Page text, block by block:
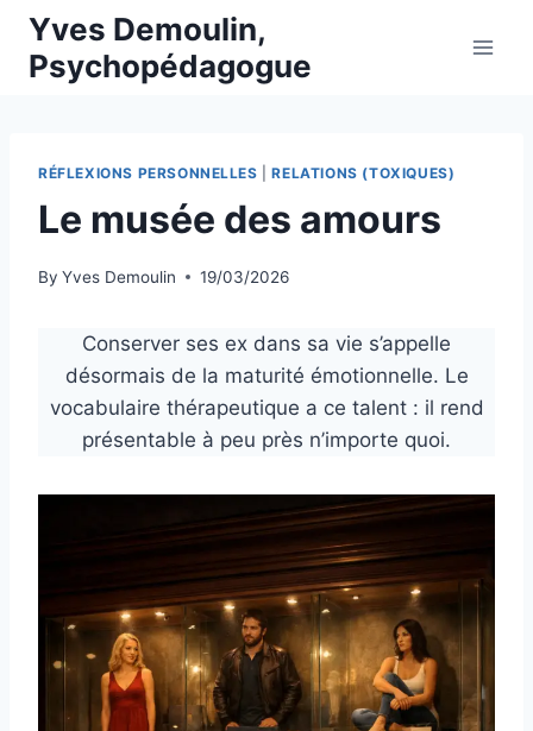
Skip
content
Yves Demoulin,
Psychopédagogue
RÉFLEXIONS PERSONNELLES |RELATIONS (TOXIQUES)
Le musée des amours
By Yves Demoulin 19/03/2026
Conserver ses ex dans sa vie s’appelle
désormais de la maturité émotionnelle. Le
vocabulaire thérapeutique a ce talent : il rend
présentable à peu près n’importe quoi.